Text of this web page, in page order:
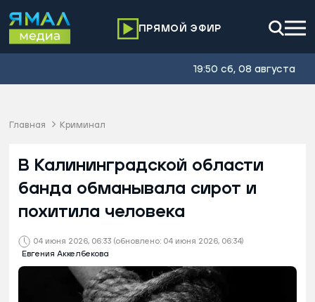
ПРЯМОЙ ЭФИР
19:50 сб, 08 августа
Главная Криминал
04 июня 2026, 06:33 (обновлено: 04 июня 2026, 06:34)
Евгения Аккелбекова
В Калининградской области
банда обманывала сирот и
похитила человека